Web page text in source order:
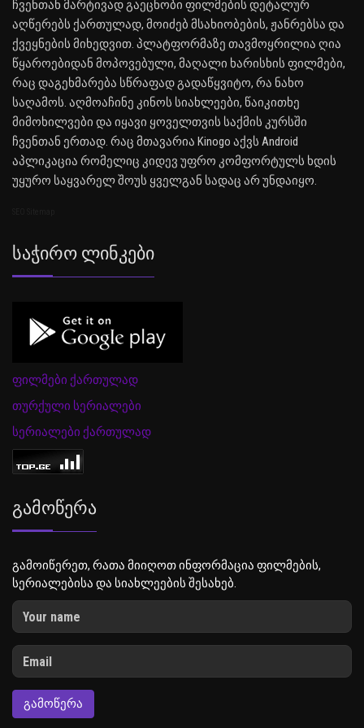
ჩვენთან მარტივად გაეცნობი ფილმების დეტალურ
აღწერებს ქართულად, მოიძებ მსახიობების, ჟანრებსა და
ქვეყნების მიხედვით. პლატფორმაზე თავმოყრილია ღია
წყაროებიდან მოპოვებული, მაღალი ხარისხის ფილმები,
რაც დაგეხმარება სწრაფად გადაწყვიტო, რა ნახო
საღამოს. აღმოაჩინე კინოს სიახლეები, წაიკითხე
მიმოხილვები და იყავი ყოველთვის საქმის კურსში
ჩვენთან ერთად. რაც მთავარია Kinogo აქვს Android
აპლიკაცია რომელიც კიდევ უფრო კომფორტულს ხდის
უყურო საყვარელ შოუს ყველგან სადაც არ უნდაიყო.
Საჭირო Ლინკები
ფილმები ქართულად
თურქული სერიალები
სერიალები ქართულად
Გამოწერა
გამოიწერეთ, რათა მიიღოთ ინფორმაცია ფილმების,
სერიალებისა და სიახლეების შესახებ.
ᲒᲐᲛᲝᲬᲔᲠᲐ